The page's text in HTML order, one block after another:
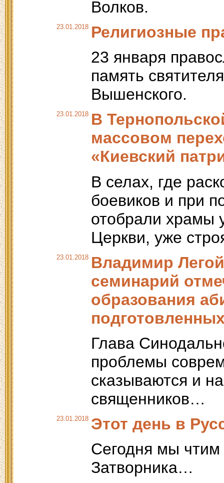
Волков.
23.01.2018 Религиозные
23 января
память
Вышенского.
23.01.2018 В
массовом
«Киевский
В селах, где
боевиков и при
отобрали храмы
Церкви, уже
23.01.2018 Владимир
семинарий
образования
Глава
проблемы
сказываются и
священников…
23.01.2018 Этот день в
Сегодня мы
Затворника…